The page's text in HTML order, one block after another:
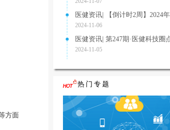
方面
医健资讯| 【倒计时2周】2024
2024-11-06
医健资讯| 第247期·医健科技圈
2024-11-05
热门专题